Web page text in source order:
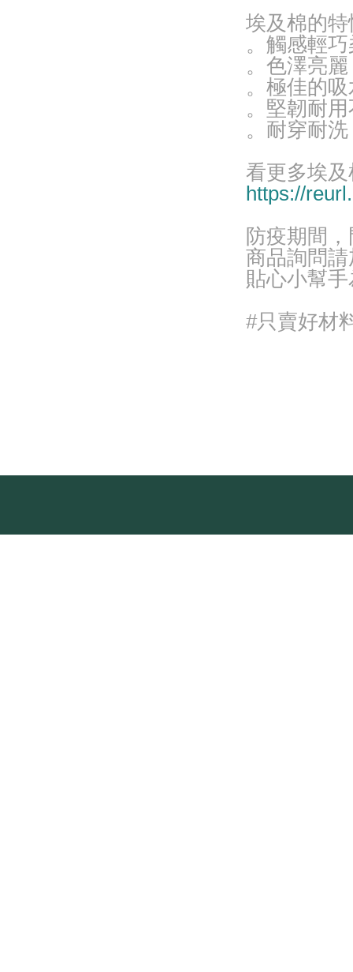
埃及棉的特
。觸感輕
。色澤亮麗
。極佳的
。堅韌耐
。耐穿耐
看更多埃
https://
防疫期間
商品詢問
貼心小幫
#只賣好材